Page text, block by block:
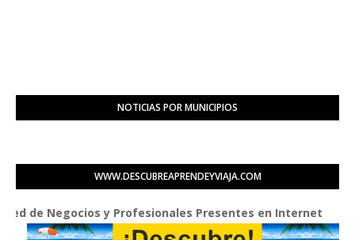
NOTICIAS POR MUNICIPIOS
WWW.DESCUBREAPRENDEYVIAJA.COM
Negocios y Profesionales Presentes en Internet